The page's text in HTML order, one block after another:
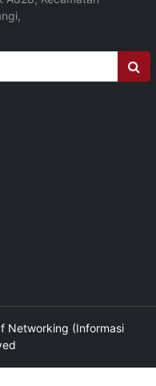
Networking (Informasi